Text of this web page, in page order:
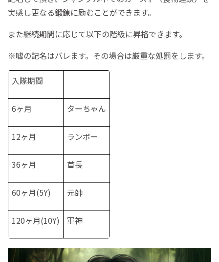
実感し更なる鍛錬に励むことができます。
また継続期間に応じて以下の階級に昇格できます。
※嘘の記名はバレます。その場合は厳重な処罰をします。
入隊期間
6ヶ月 ターちゃん
12ヶ月 ランボー
36ヶ月 首長
60ヶ月(5Y) 元帥
120ヶ月(10Y) 軍神